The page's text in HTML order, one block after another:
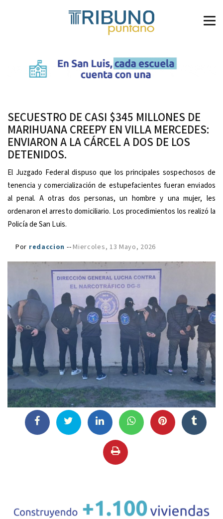
SECUESTRO DE CASI $345 MILLONES DE
MARIHUANA CREEPY EN VILLA MERCEDES:
ENVIARON A LA CÁRCEL A DOS DE LOS
DETENIDOS.
El Juzgado Federal dispuso que los principales sospechosos de
tenencia y comercialización de estupefacientes fueran enviados
al penal. A otras dos personas, un hombre y una mujer, les
ordenaron el arresto domiciliario. Los procedimientos los realizó la
Policía de San Luis.
Por redaccion --Miercoles, 13 Mayo, 2026